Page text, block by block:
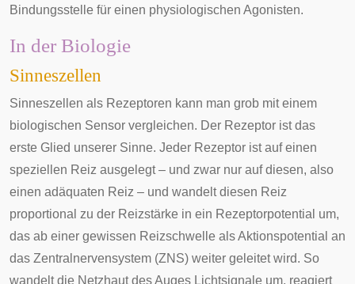
Bindungsstelle für einen physiologischen Agonisten.
In der Biologie
Sinneszellen
Sinneszellen als Rezeptoren kann man grob mit einem
biologischen Sensor vergleichen. Der Rezeptor ist das
erste Glied unserer Sinne. Jeder Rezeptor ist auf einen
speziellen Reiz ausgelegt – und zwar nur auf diesen, also
einen adäquaten Reiz – und wandelt diesen Reiz
proportional zu der Reizstärke in ein Rezeptorpotential um,
das ab einer gewissen Reizschwelle alsAktionspotential an
das Zentralnervensystem (ZNS) weiter geleitet wird. So
wandelt die Netzhautdes Auges Lichtsignale um, reagiert